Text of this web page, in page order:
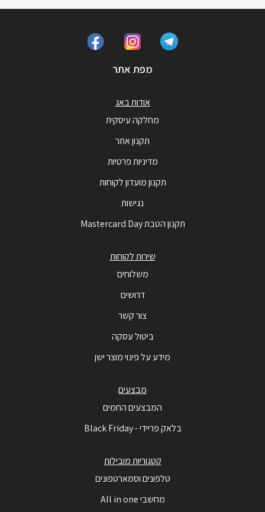
מפת אתר
אודות באג
מחלקה עיסקית
תקנון אתר
מדיניות פרטיות
תקנון מועדון לקוחות
נגישות
תקנון הטבת Mastercard Day
שירות לקוחות
משלוחים
דרושים
צור קשר
ביטול עסקה
מידע על פינוי מוצר ישן
מבצעים
המבצעים החמים
בלאק פריידי - Black Friday
קטגוריות מובילות
טלפונים וסמארטפונים
מחשבי All in one